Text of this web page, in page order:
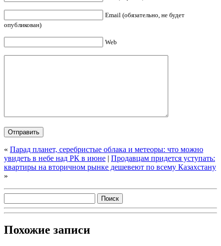
Email (обязательно, не будет
опубликован)
Web
« Парад планет, серебристые облака и метеоры: что можно
увидеть в небе над РК в июне | Продавцам придется уступать:
квартиры на вторичном рынке дешевеют по всему Казахстану
»
Похожие записи